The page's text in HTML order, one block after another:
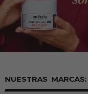
MARCAS: